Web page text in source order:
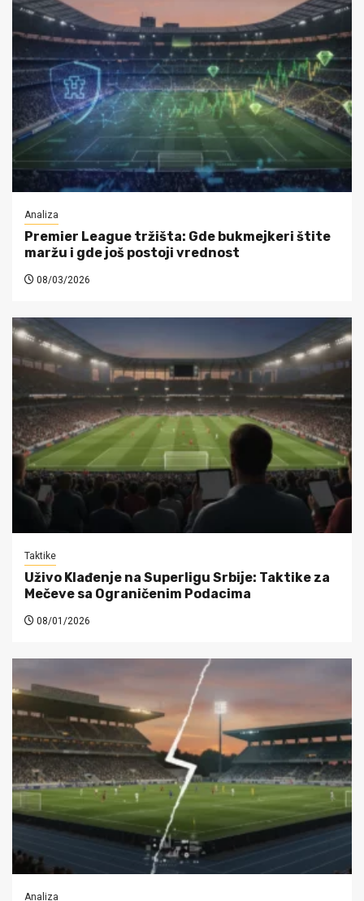
Analiza
Premier League tržišta: Gde bukmejkeri štite
maržu i gde još postoji vrednost
08/03/2026
Taktike
Uživo Klađenje na Superligu Srbije: Taktike za
Mečeve sa Ograničenim Podacima
08/01/2026
Analiza